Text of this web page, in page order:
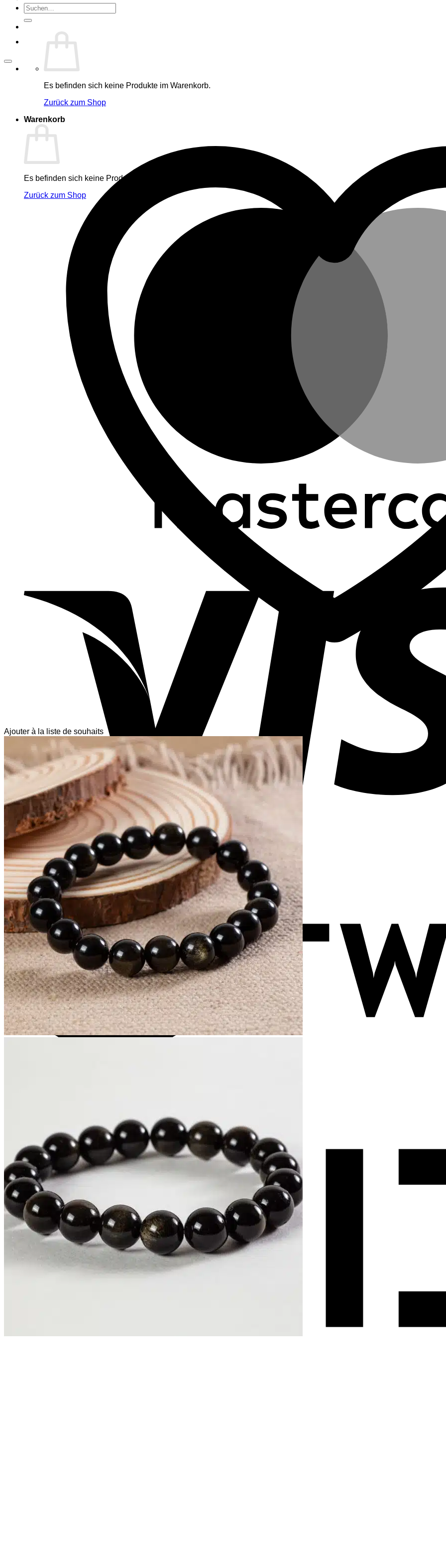
Suche
nach:
Es befinden sich keine Produkte im Warenkorb.
Zurück zum Shop
Warenkorb
Es befinden sich keine Produkte im Warenkorb.
Zurück zum Shop
Ajouter à la liste de souhaits